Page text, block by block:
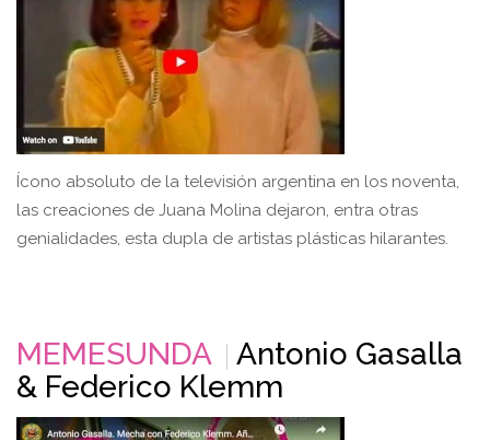
Ícono absoluto de la televisión argentina en los noventa,
las creaciones de Juana Molina dejaron, entra otras
genialidades, esta dupla de artistas plásticas hilarantes.
MEMESUNDA
Antonio Gasalla
& Federico Klemm